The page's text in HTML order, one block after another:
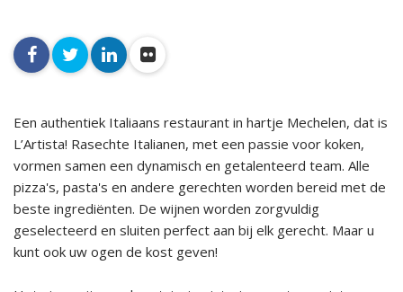
Een authentiek Italiaans restaurant in hartje Mechelen, dat is
L’Artista! Rasechte Italianen, met een passie voor koken,
vormen samen een dynamisch en getalenteerd team. Alle
pizza's, pasta's en andere gerechten worden bereid met de
beste ingrediënten. De wijnen worden zorgvuldig
geselecteerd en sluiten perfect aan bij elk gerecht. Maar u
kunt ook uw ogen de kost geven!